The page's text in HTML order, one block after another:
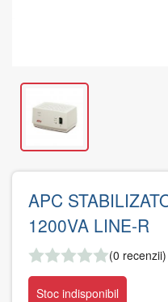
APC
1200VA LINE-R
(0 recenzii)
Stoc indisponibil